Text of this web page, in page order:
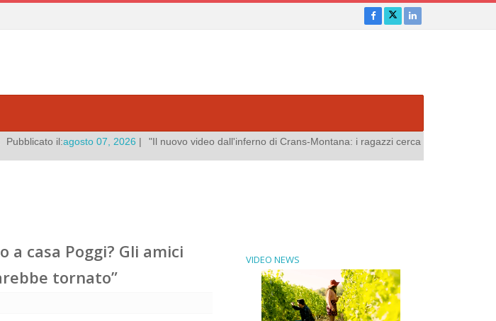
| "Il nuovo video dall'inferno di Crans-Montana: i ragazzi cercano di sfondare le vetrate"
a casa Poggi? Gli amici
tornato”
VIDEO NEWS